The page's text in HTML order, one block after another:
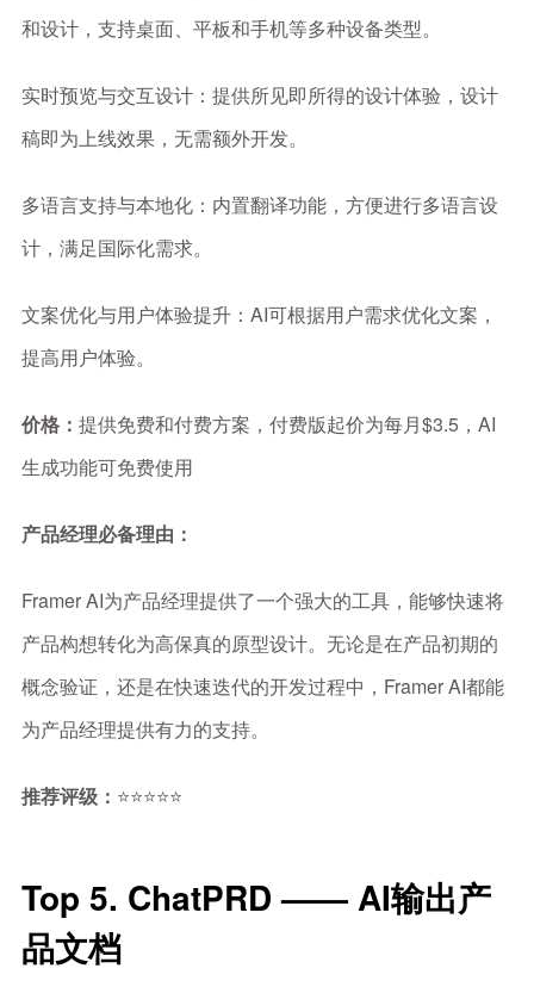
和设计，支持桌面、平板和手机等多种设备类型。
实时预览与交互设计：提供所见即所得的设计体验，设计
稿即为上线效果，无需额外开发。
多语言支持与本地化：内置翻译功能，方便进行多语言设
计，满足国际化需求。
文案优化与用户体验提升：AI可根据用户需求优化文案，
提高用户体验。
价格： 提供免费和付费方案，付费版起价为每月$3.5，AI
生成功能可免费使用
产品经理必备理由：
Framer AI为产品经理提供了一个强大的工具，能够快速将
产品构想转化为高保真的原型设计。无论是在产品初期的
概念验证，还是在快速迭代的开发过程中，Framer AI都能
为产品经理提供有力的支持。
推荐评级： ⭐⭐⭐⭐⭐
Top 5. ChatPRD —— AI输出产
品文档